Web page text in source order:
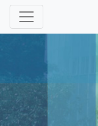
Panneau de gestion